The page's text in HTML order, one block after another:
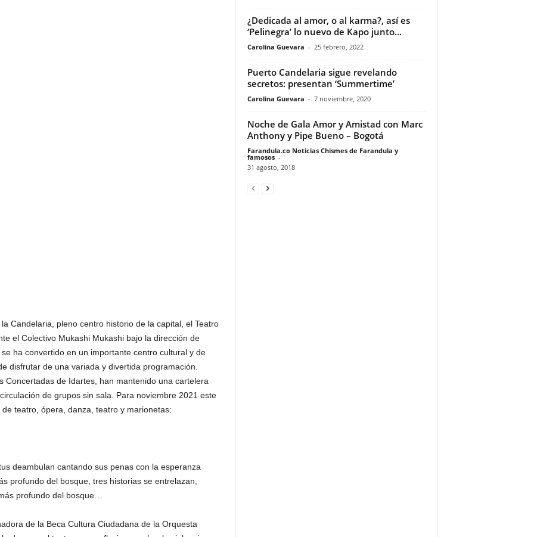
Candelaria, pleno centro historio de la capital, el Teatro
el Colectivo Mukashi Mukashi bajo la dirección de
ha convertido en un importante centro cultural y de
disfrutar de una variada y divertida programación.
Concertadas de Idartes, han mantenido una cartelera
de grupos sin sala. Para noviembre 2021 este
teatro, ópera, danza, teatro y marionetas:
deambulan cantando sus penas con la esperanza
profundo del bosque, tres historias se entrelazan,
profundo del bosque…
de la Beca Cultura Ciudadana de la Orquesta
¿Dedicada al amor, o al karma?, así es
‘Pelinegra’ lo nuevo de Kapo junto...
Carolina Guevara - 25 febrero, 2022
Puerto Candelaria sigue revelando
secretos: presentan ‘Summertime’
Carolina Guevara - 7 noviembre, 2020
Noche de Gala Amor y Amistad con Marc
Anthony y Pipe Bueno – Bogotá
Farandula.co Noticias Chismes de Farandula y
famosos -
31 agosto, 2018